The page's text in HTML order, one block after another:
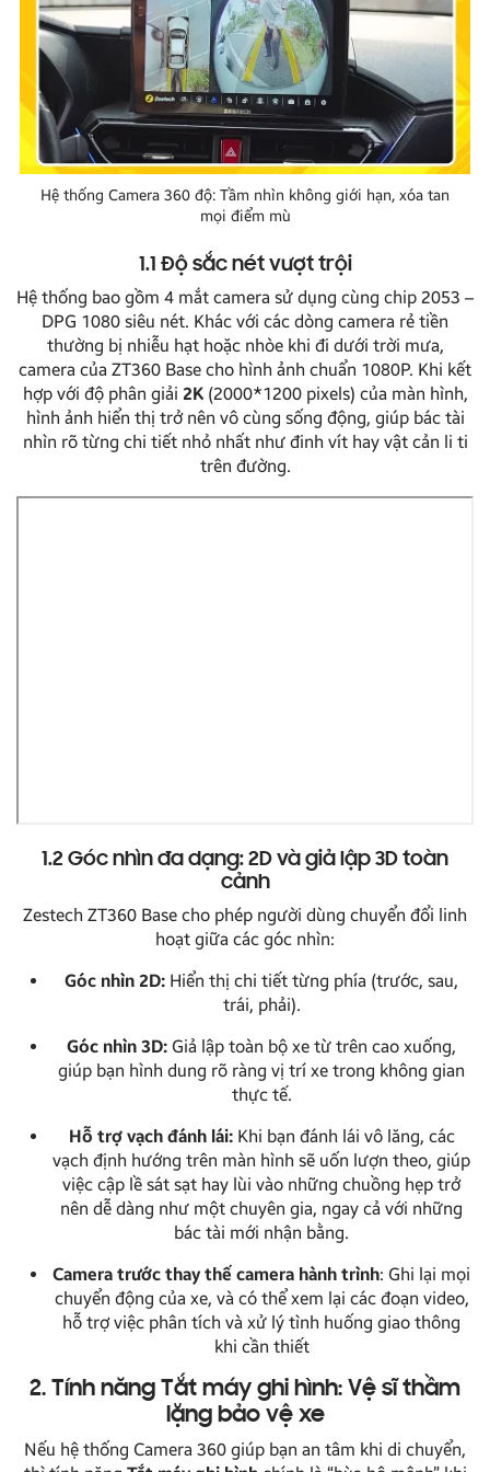
Hệ thống Camera 360 độ: Tầm nhìn không giới hạn, xóa tan
mọi điểm mù
1.1 Độ sắc nét vượt trội
Hệ thống bao gồm 4 mắt camera sử dụng cùng chip 2053 –
DPG 1080 siêu nét. Khác với các dòng camera rẻ tiền
thường bị nhiễu hạt hoặc nhòe khi đi dưới trời mưa,
camera của ZT360 Base cho hình ảnh chuẩn 1080P. Khi kết
hợp với độ phân giải 2K (2000*1200 pixels) của màn hình,
hình ảnh hiển thị trở nên vô cùng sống động, giúp bác tài
nhìn rõ từng chi tiết nhỏ nhất như đinh vít hay vật cản li ti
trên đường.
1.2 Góc nhìn đa dạng: 2D và giả lập 3D toàn
cảnh
Zestech ZT360 Base cho phép người dùng chuyển đổi linh
hoạt giữa các góc nhìn:
Góc nhìn 2D: Hiển thị chi tiết từng phía (trước, sau,
trái, phải).
Góc nhìn 3D: Giả lập toàn bộ xe từ trên cao xuống,
giúp bạn hình dung rõ ràng vị trí xe trong không gian
thực tế.
Hỗ trợ vạch đánh lái:Khi bạn đánh lái vô lăng, các
vạch định hướng trên màn hình sẽ uốn lượn theo, giúp
việc cập lề sát sạt hay lùi vào những chuồng hẹp trở
nên dễ dàng như một chuyên gia, ngay cả với những
bác tài mới nhận bằng.
Camera trước thay thế camera hành trình: Ghi lại mọi
chuyển động của xe, và có thể xem lại các đoạn video,
hỗ trợ việc phân tích và xử lý tình huống giao thông
khi cần thiết
2. Tính năng Tắt máy ghi hình: Vệ sĩ thầm
lặng bảo vệ xe
Nếu hệ thống Camera 360 giúp bạn an tâm khi di chuyển,